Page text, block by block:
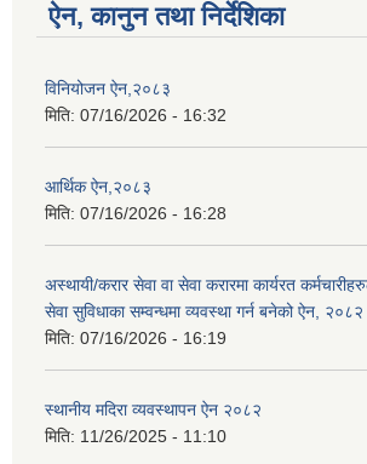
ऐन, कानुन तथा निर्देशिका
विनियोजन ऐन,२०८३
मिति: 07/16/2026 - 16:32
आर्थिक ऐन,२०८३
मिति: 07/16/2026 - 16:28
अस्थायी/करार सेवा वा सेवा करारमा कार्यरत
सेवा सुविधाका सम्वन्धमा व्यवस्था गर्न बनेको ऐन, २०८२
मिति: 07/16/2026 - 16:19
स्थानीय मदिरा व्यवस्थापन ऐन २०८२
मिति: 11/26/2025 - 11:10